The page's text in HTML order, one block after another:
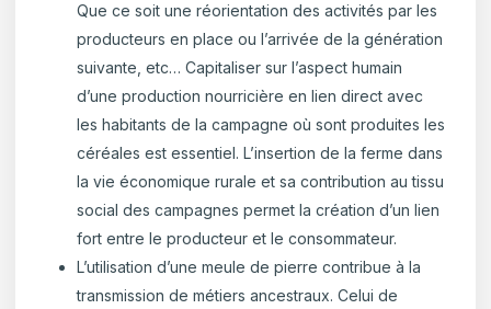
Que ce soit une réorientation des activités par les
producteurs en place ou l’arrivée de la génération
suivante, etc… Capitaliser sur l’aspect humain
d’une production nourricière en lien direct avec
les habitants de la campagne où sont produites les
céréales est essentiel. L’insertion de la ferme dans
la vie économique rurale et sa contribution au tissu
social des campagnes permet la création d’un lien
fort entre le producteur et le consommateur.
L’utilisation d’une meule de pierre contribue à la
transmission de métiers ancestraux. Celui de